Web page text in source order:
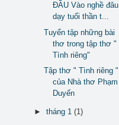
ĐẦU Vào nghề đâu
dạy tuổi thần t...
Tuyển tập những bài
thơ trong tập thơ "
Tình riêng"
Tập thơ " Tình riêng "
của Nhà thơ Phạm
Duyến
►tháng 1 (1)